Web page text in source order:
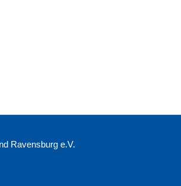
Ravensburg e.V.